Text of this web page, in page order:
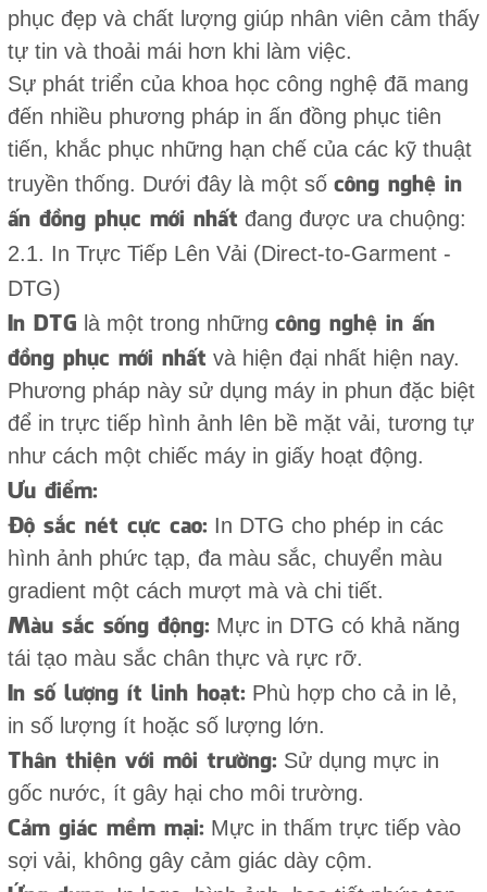
phục đẹp và chất lượng giúp nhân viên cảm thấy
tự tin và thoải mái hơn khi làm việc.
Sự phát triển của khoa học công nghệ đã mang
đến nhiều phương pháp in ấn đồng phục tiên
tiến, khắc phục những hạn chế của các kỹ thuật
truyền thống. Dưới đây là một số công nghệ in
ấn đồng phục mới nhất đang được ưa chuộng:
2.1. In Trực Tiếp Lên Vải (Direct-to-Garment -
DTG)
In DTG là một trong những công nghệ in ấn
đồng phục mới nhất và hiện đại nhất hiện nay.
Phương pháp này sử dụng máy in phun đặc biệt
để in trực tiếp hình ảnh lên bề mặt vải, tương tự
như cách một chiếc máy in giấy hoạt động.
Ưu điểm:
Độ sắc nét cực cao: In DTG cho phép in các
hình ảnh phức tạp, đa màu sắc, chuyển màu
gradient một cách mượt mà và chi tiết.
Màu sắc sống động: Mực in DTG có khả năng
tái tạo màu sắc chân thực và rực rỡ.
In số lượng ít linh hoạt: Phù hợp cho cả in lẻ,
in số lượng ít hoặc số lượng lớn.
Thân thiện với môi trường: Sử dụng mực in
gốc nước, ít gây hại cho môi trường.
Cảm giác mềm mại: Mực in thấm trực tiếp vào
sợi vải, không gây cảm giác dày cộm.